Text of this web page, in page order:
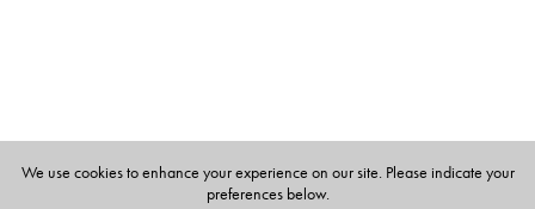
We use cookies to enhance your experience on our site. Please indicate your
preferences below.